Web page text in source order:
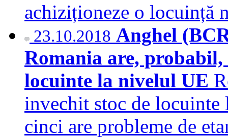
achiziționeze o
23.10.2018 Anghel
Romania are,
locuinte la nivelul UE
invechit stoc de
cinci are probleme de